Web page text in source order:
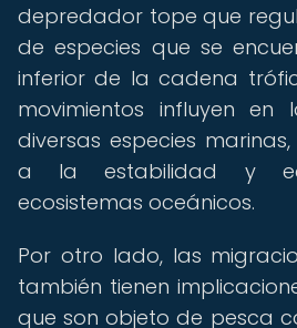
depredador tope que
de especies que se
inferior de la cadena
movimientos influyen en
diversas especies
a la estabilidad y
ecosistemas oceánicos.
Por otro lado, las
también tienen
que son objeto de pesca